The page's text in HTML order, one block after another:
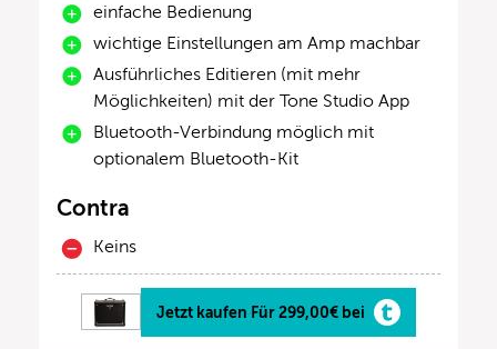
einfache Bedienung
wichtige Einstellungen am Amp machbar
Ausführliches Editieren (mit mehr
Möglichkeiten) mit der Tone Studio App
Bluetooth-Verbindung möglich mit
optionalem Bluetooth-Kit
Contra
Keins
Jetzt kaufen Für 299,00€ bei